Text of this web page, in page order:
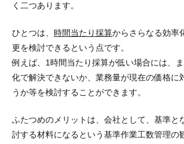
く二つあります。
ひとつは、 時間当たり採算からさらなる効率
更を検討できるという点です。
例えば、1時間当たり採算が低い場合には、
化で解決できないか、業務量が現在の価格に
うか等を検討することができます。
ふたつめのメリットは、会社として、 基準と
討する材料になるという基準作業工数管理の